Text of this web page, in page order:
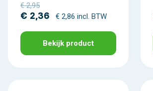
€ 2,95
€ 2,36 € 2,86 incl. BTW
Bekijk product